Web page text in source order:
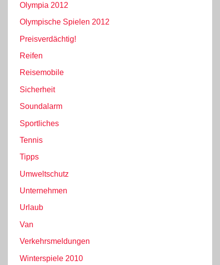
Olympia 2012
Olympische Spielen 2012
Preisverdächtig!
Reifen
Reisemobile
Sicherheit
Soundalarm
Sportliches
Tennis
Tipps
Umweltschutz
Unternehmen
Urlaub
Van
Verkehrsmeldungen
Winterspiele 2010